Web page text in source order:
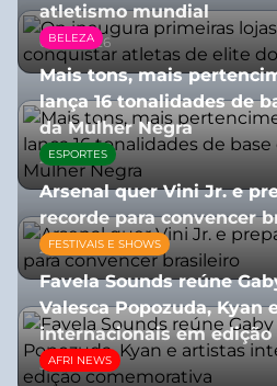
atletismo mundial
07/07/2026
BELEZA
Mais tons, mais
lança 16 tonalidades de
da Mulher Negra
28/07/2026
ESPORTES
Arsenal quer Vini Jr. e
recorde para convencer
27/07/2026
FESTIVAIS E SHOWS
Favela Sounds reúne
Valesca Popozuda, Kyan
internacionais em
31/07/2026
AFRI NEWS